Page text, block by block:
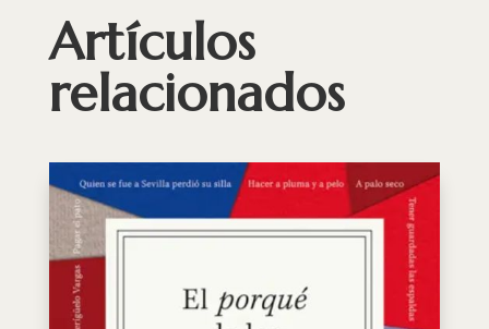
Artículos
relacionados